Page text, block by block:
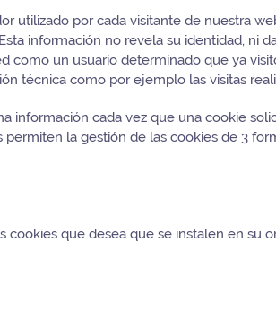
utilizado por cada visitante de nuestra
información no revela su identidad, ni
un usuario determinado que ya
técnica como por ejemplo las visitas
información cada vez que una cookie
la gestión de las cookies de 3
que desea que se instalen en su